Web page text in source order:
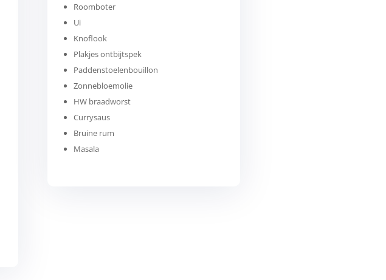
Roomboter
Ui
Knoflook
Plakjes ontbijtspek
Paddenstoelenbouillon
Zonnebloemolie
HW braadworst
Currysaus
Bruine rum
Masala